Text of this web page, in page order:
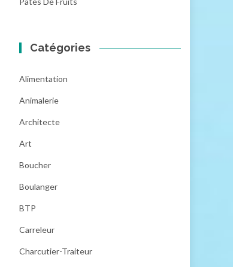
Catégories
Alimentation
Animalerie
Architecte
Art
Boucher
Boulanger
BTP
Carreleur
Charcutier-Traiteur